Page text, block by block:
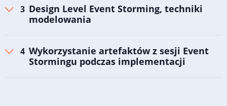
Design Level Event Storming, techniki
modelowania
Wykorzystanie artefaktów z sesji Event
Stormingu podczas implementacji